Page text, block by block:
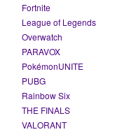
Fortnite
League of Legends
Overwatch
PARAVOX
PokémonUNITE
PUBG
Rainbow Six
THE FINALS
VALORANT